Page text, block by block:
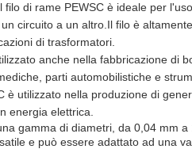
di rame PEWSC è ideale per
circuito a un altro.Il filo è
di trasformatori.
anche nella fabbricazione di
parti automobilistiche e
è utilizzato nella produzione di
energia elettrica.
gamma di diametri, da 0,04 mm
e può essere adattato ad una